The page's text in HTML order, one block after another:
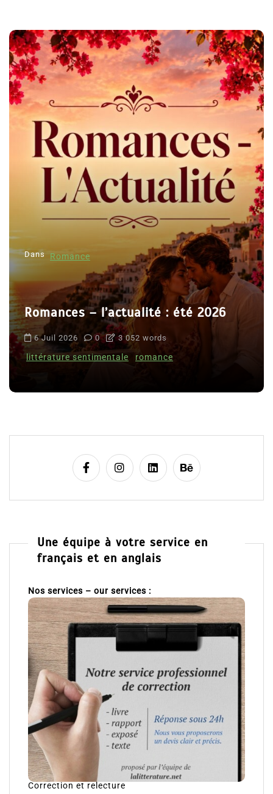
Dans Romance
Romances – l’actualité : été 2026
6 Juil 2026 0 3 052 words
littérature sentimentale romance
Une équipe à votre service en
français et en anglais
Nos services – our services :
Correction et relecture